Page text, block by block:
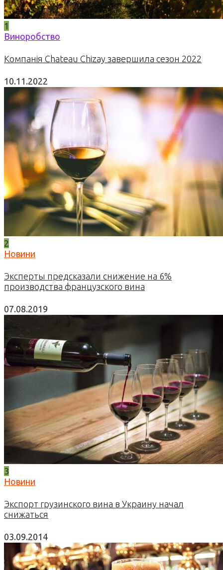
1
Виноробство
Компанія Chateau Chizay завершила сезон 2022
10.11.2022
2
Новини
Эксперты предсказали снижение на 6%
производства французского вина
07.08.2019
3
Новини
Экспорт грузинского вина в Украину начал
снижаться
03.09.2014